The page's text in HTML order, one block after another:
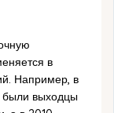
в
Например, в
были выходцы